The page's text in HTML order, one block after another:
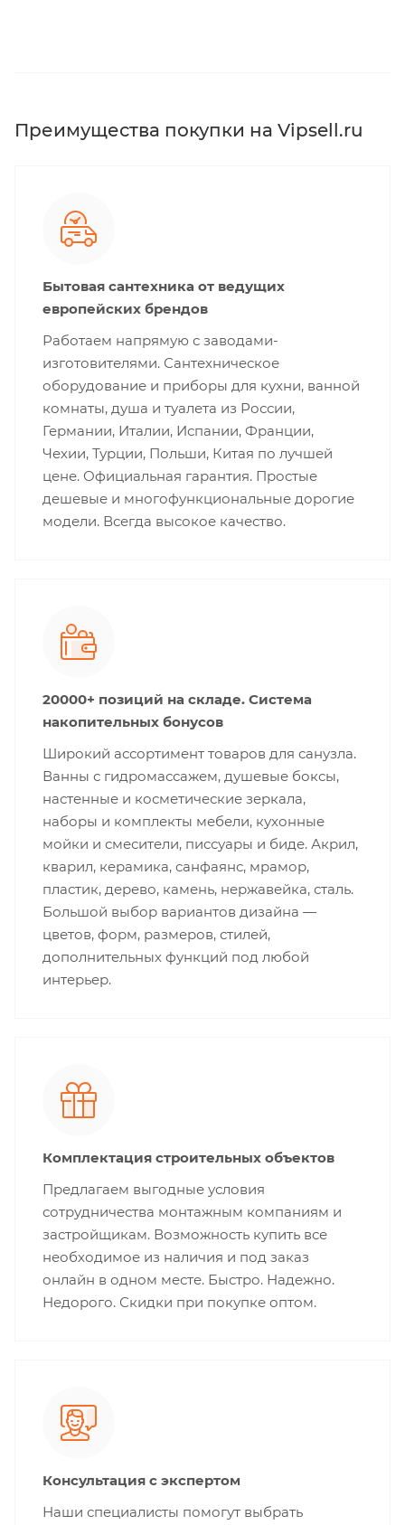
Преимущества покупки на Vipsell.ru
Бытовая сантехника от ведущих
европейских брендов
Работаем напрямую с заводами-
изготовителями. Сантехническое
оборудование и приборы для кухни, ванной
комнаты, душа и туалета из России,
Германии, Италии, Испании, Франции,
Чехии, Турции, Польши, Китая по лучшей
цене. Официальная гарантия. Простые
дешевые и многофункциональные дорогие
модели. Всегда высокое качество.
20000+ позиций на складе. Система
накопительных бонусов
Широкий ассортимент товаров для санузла.
Ванны с гидромассажем, душевые боксы,
настенные и косметические зеркала,
наборы и комплекты мебели, кухонные
мойки и смесители, писсуары и биде. Акрил,
кварил, керамика, санфаянс, мрамор,
пластик, дерево, камень, нержавейка, сталь.
Большой выбор вариантов дизайна —
цветов, форм, размеров, стилей,
дополнительных функций под любой
интерьер.
Комплектация строительных объектов
Предлагаем выгодные условия
сотрудничества монтажным компаниям и
застройщикам. Возможность купить все
необходимое из наличия и под заказ
онлайн в одном месте. Быстро. Надежно.
Недорого. Скидки при покупке оптом.
Консультация с экспертом
Наши специалисты помогут выбрать